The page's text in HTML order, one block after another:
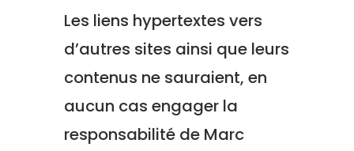
Les liens hypertextes vers
d’autres sites ainsi que leurs
contenus ne sauraient, en
aucun cas engager la
responsabilité de Marc